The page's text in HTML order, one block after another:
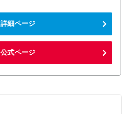
詳細ページ
公式ページ